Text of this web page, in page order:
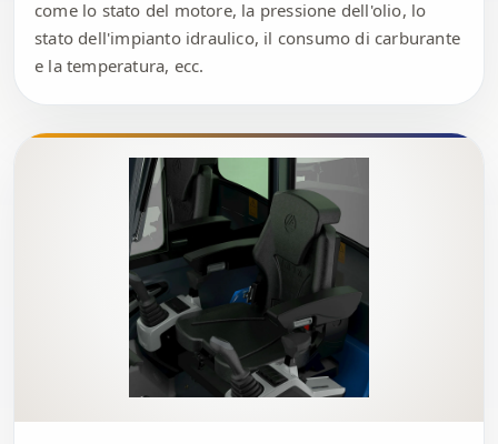
come lo stato del motore, la pressione dell'olio, lo
stato dell'impianto idraulico, il consumo di carburante
e la temperatura, ecc.